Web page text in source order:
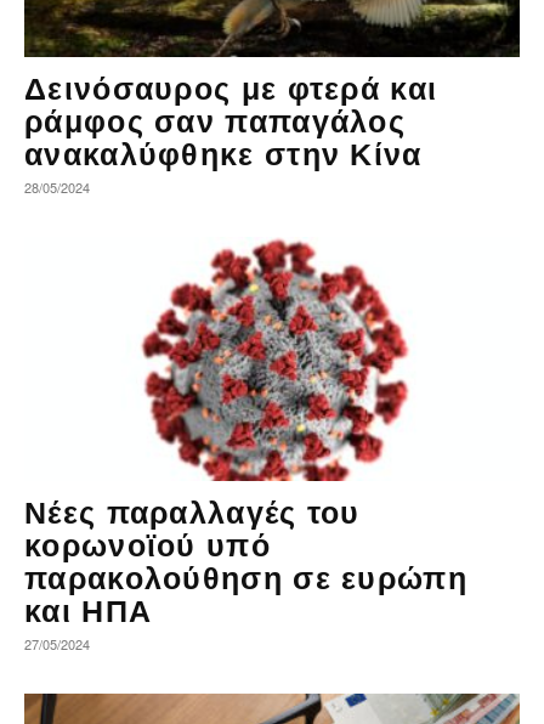
Δεινόσαυρος με φτερά και
ράμφος σαν παπαγάλος
ανακαλύφθηκε στην Κίνα
28/05/2024
Νέες παραλλαγές του
κορωνοϊού υπό
παρακολούθηση σε ευρώπη
και ΗΠΑ
27/05/2024